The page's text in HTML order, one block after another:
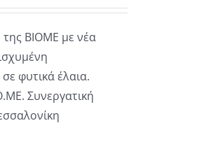
ΒΙΟΜΕ με νέα
φυτικά έλαια.
Συνεργατική